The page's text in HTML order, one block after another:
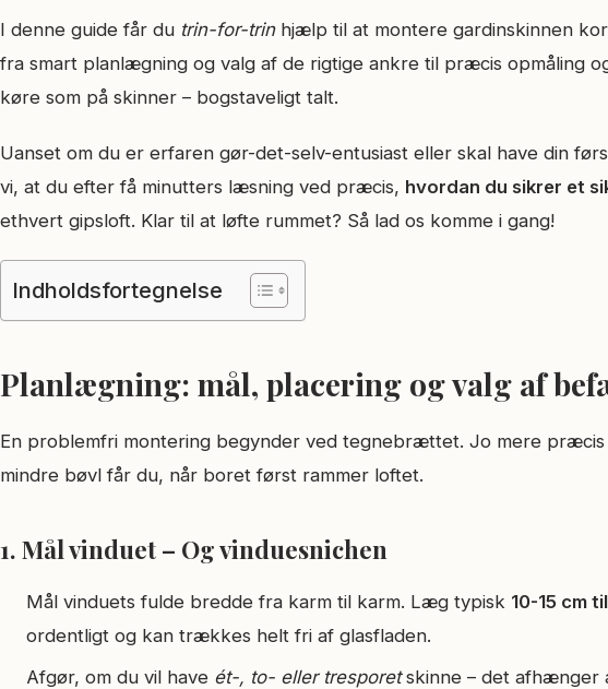
I denne guide får du trin-for-trinhjælp til at montere gardinskinnen
fra smart planlægning og valg af de rigtige ankre til præcis opmåling
køre som på skinner – bogstaveligt talt.
Uanset om du er erfaren gør-det-selv-entusiast eller skal have din
vi, at du efter få minutters læsning ved præcis, hvordan du sikrer et
ethvert gipsloft. Klar til at løfte rummet? Så lad os komme i gang!
Indholdsfortegnelse
Planlægning: mål, placering og valg af
En problemfri montering begynder ved tegnebrættet. Jo mere
mindre bøvl får du, når boret først rammer loftet.
1. Mål vinduet – Og vinduesnichen
Mål vinduets fulde bredde fra karm til karm. Læg typisk 10-15 cm
ordentligt og kan trækkes helt fri af glasfladen.
Afgør, om du vil have ét-, to- eller tresporetskinne – det afhænger